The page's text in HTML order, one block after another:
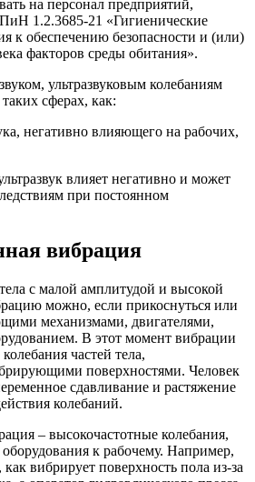
на персонал предприятий,
1.2.3685-21 «Гигиенические
к обеспечению безопасности и (или)
факторов среды обитания».
ультразвуковым колебаниям
сферах, как:
негативно влияющего на рабочих,
влияет негативно и может
при постоянном
вибрация
с малой амплитудой и высокой
можно, если прикоснуться или
механизмами, двигателями,
В этот момент вибрации
частей тела,
поверхностями. Человек
сдавливание и растяжение
колебаний.
– высокочастотные колебания,
к рабочему. Например,
вибрирует поверхность пола из-за